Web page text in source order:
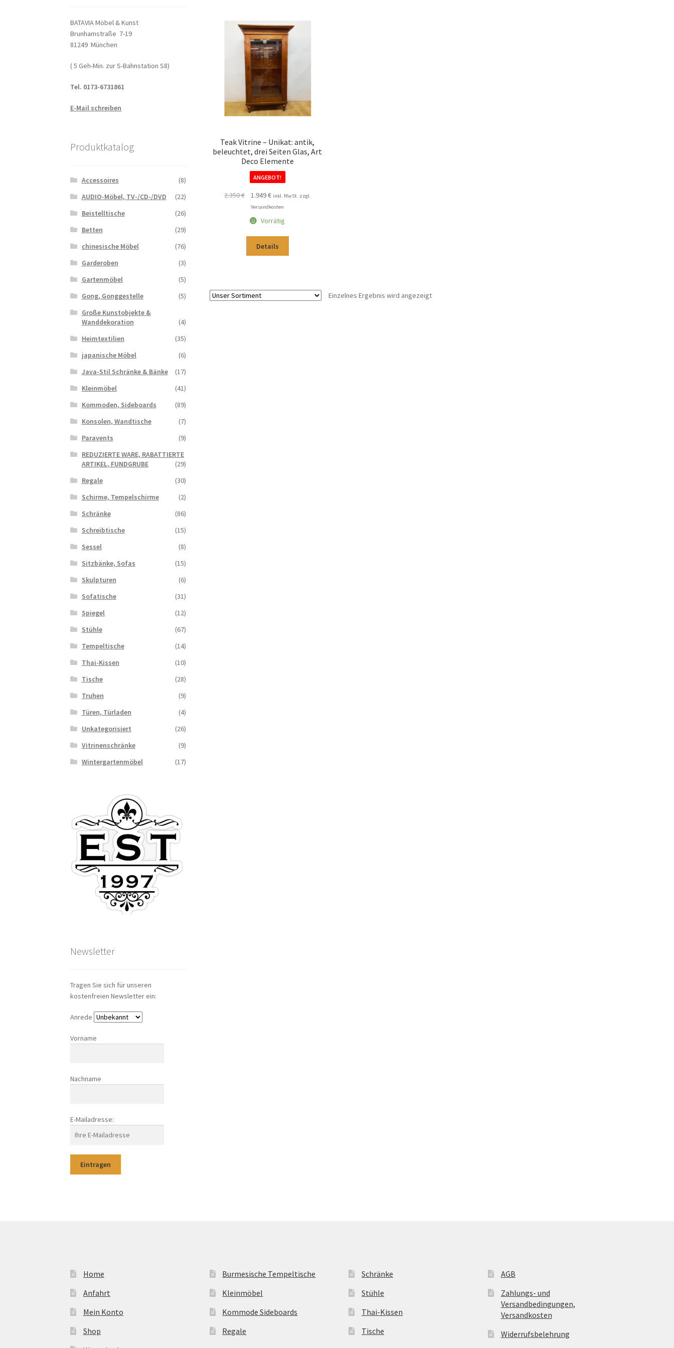
Teak Vitrine – Unikat: antik,
beleuchtet, drei Seiten Glas, Art
Deco Elemente
ANGEBOT!
2.350€
Ursprünglicher
Preis
war:
1.949€Aktueller
Preis
ist:
inkl. MwSt. zzgl.
Versandkosten
Vorrätig
Details
Einzelnes Ergebnis wird angezeigt
BATAVIA Möbel & Kunst
Brunhamstraße 7-19
81249 München
( 5 Geh-Min. zur S-Bahnstation S8)
Tel. 0173-6731861
E-Mail schreiben
Produktkatalog
Accessoires
(8)
AUDIO-Möbel, TV-/CD-/DVD
(22)
Beistelltische
(26)
Betten
(29)
chinesische Möbel
(76)
Garderoben
(3)
Gartenmöbel
(5)
Gong, Gonggestelle
(5)
Große Kunstobjekte &
Wanddekoration
(4)
Heimtextilien
(35)
japanische Möbel
(6)
Java-Stil Schränke & Bänke
(17)
Kleinmöbel
(41)
Kommoden, Sideboards
(89)
Konsolen, Wandtische
(7)
Paravents
(9)
REDUZIERTE WARE, RABATTIERTE
ARTIKEL, FUNDGRUBE
(29)
Regale
(30)
Schirme, Tempelschirme
(2)
Schränke
(86)
Schreibtische
(15)
Sessel
(8)
Sitzbänke, Sofas
(15)
Skulpturen
(6)
Sofatische
(31)
Spiegel
(12)
Stühle
(67)
Tempeltische
(14)
Thai-Kissen
(10)
Tische
(28)
Truhen
(9)
Türen, Türladen
(4)
Unkategorisiert
(26)
Vitrinenschränke
(9)
Wintergartenmöbel
(17)
Newsletter
Tragen Sie sich für unseren
kostenfreien Newsletter ein:
Anrede
Vorname
Nachname
E-Mailadresse:
Home
Anfahrt
Mein Konto
Shop
Burmesische Tempeltische
Kleinmöbel
Kommode Sideboards
Regale
Schränke
Stühle
Thai-Kissen
Tische
AGB
Zahlungs- und
Versandbedingungen,
Versandkosten
Widerrufsbelehrung